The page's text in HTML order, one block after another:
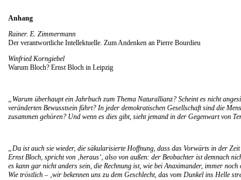
Anhang
Rainer. E. Zimmermann
Der verantwortliche Intellektuelle. Zum Andenken an Pierre Bourdieu
Winfried Korngiebel
Warum Bloch? Ernst Bloch in Leipzig
„Warum überhaupt ein Jahrbuch zum Thema Naturallianz? Scheint es nicht
veränderten Bewusstsein führt? In jeder demokratischen Gesellschaft sind die
zusammen gehören? Und wenn es dies gibt, sieht jemand in der Gegenwart von
„Da ist auch sie wieder, die säkularisierte Hoffnung, dass das Vorwärts in der
Ernst Bloch, spricht von ‚heraus‘, also von außen: der Beobachter ist demnach
es kann gar nicht anders sein, die Rechnung ist, wie bei Anaximander, immer
Wie tröstlich – ‚wir bekennen uns zu dem Geschlecht, das vom Dunkel ins Helle